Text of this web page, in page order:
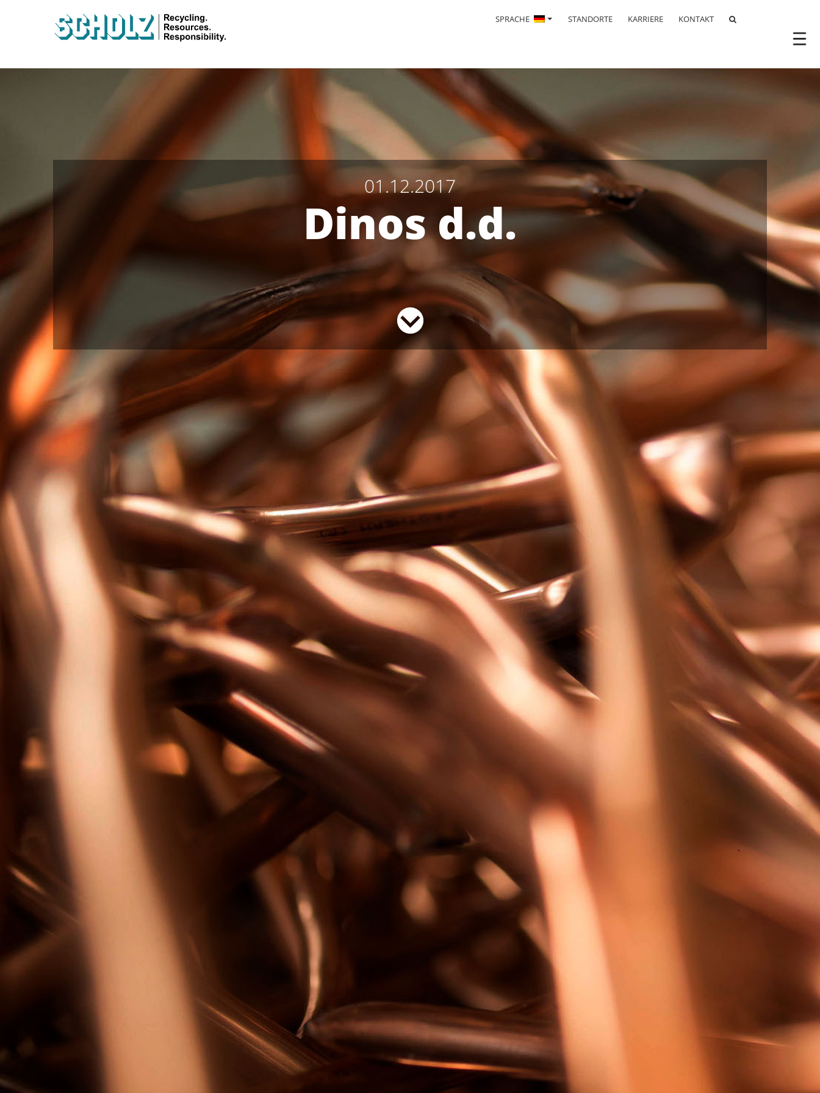
SPRACHE STANDORTE KARRIERE KONTAKT
01.12.2017
Dinos d.d.